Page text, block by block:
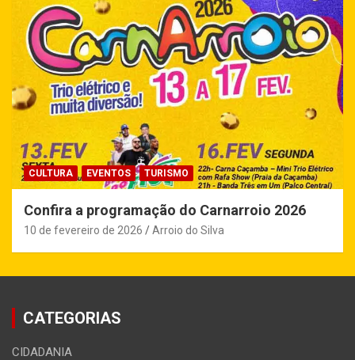
CULTURA EVENTOS TURISMO
Confira a programação do Carnarroio 2026
10 de fevereiro de 2026 Arroio do Silva
CATEGORIAS
CIDADANIA